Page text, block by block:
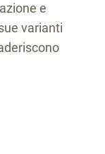
e
varianti